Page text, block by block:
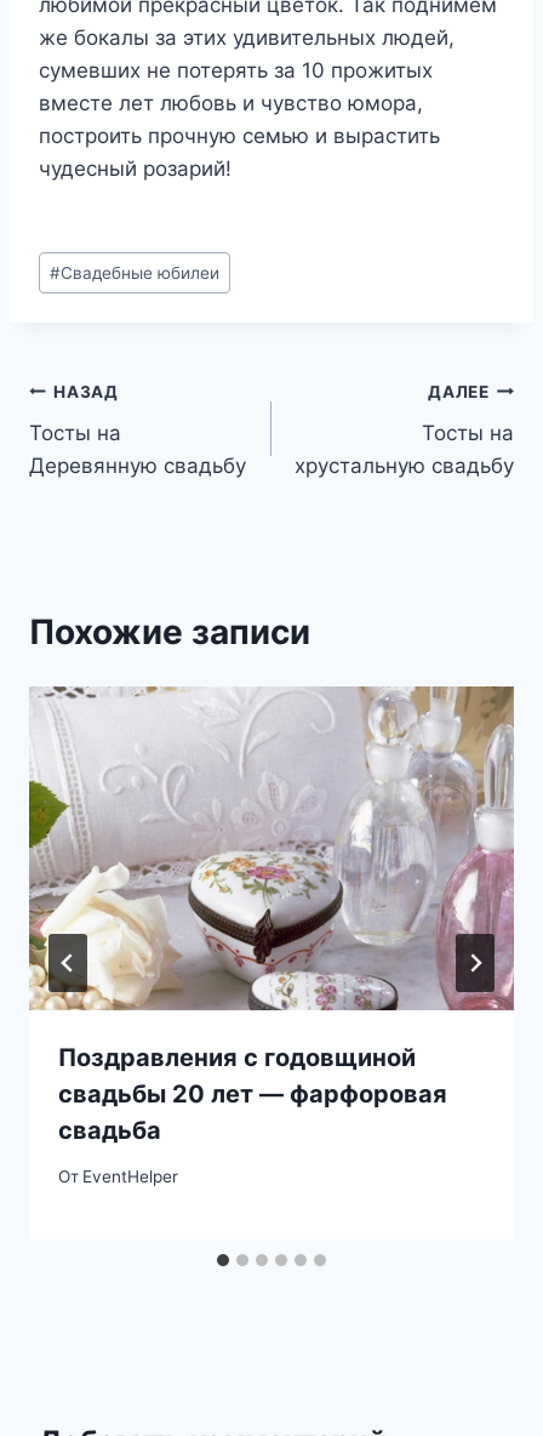
же бокалы за этих удивительных людей,
сумевших не потерять за 10 прожитых
вместе лет любовь и чувство юмора,
построить прочную семью и вырастить
чудесный розарий!
Метки
записи:
#Свадебные юбилеи
Навигация
по
НАЗАД
Тосты на
Деревянную свадьбу
ДАЛЕЕ
Тосты на
хрустальную свадьбу
Похожие записи
Поздравления с годовщиной
свадьбы 20 лет — фарфоровая
свадьба
От EventHelper